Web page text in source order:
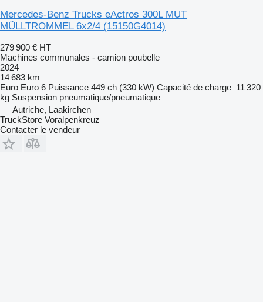
Mercedes-Benz Trucks eActros 300L MUT
MÜLLTROMMEL 6x2/4 (15150G4014)
279 900 € HT
Machines communales - camion poubelle
2024
14 683 km
Euro Euro 6 Puissance 449 ch (330 kW) Capacité de charge 11 320
kg Suspension pneumatique/pneumatique
Autriche, Laakirchen
TruckStore Voralpenkreuz
Contacter le vendeur